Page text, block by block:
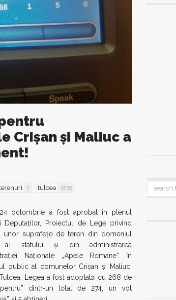
Crișan și Maliuc a
7 tulcea 5259
octombrie a fost aprobat în plenul
Deputaților, Proiectul de Lege privind
unor suprafețe de teren din domeniul
al statului și din administrarea
Naționale „Apele Romane” în
public al comunelor Crișan și Maliuc,
Legea a fost adoptată cu 268 de
dintr-un total de 274, un vot